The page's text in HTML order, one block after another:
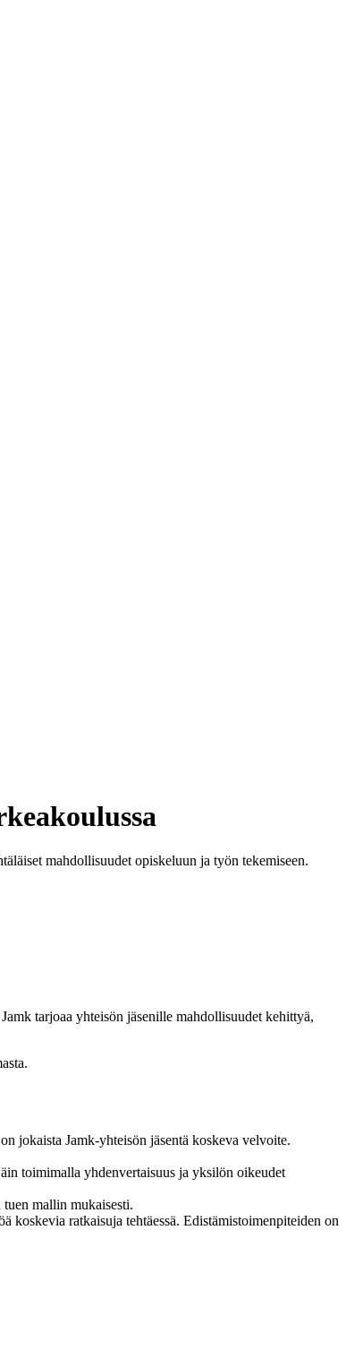
mahdollisuudet opiskeluun ja työn tekemiseen.
tarjoaa yhteisön jäsenille mahdollisuudet kehittyä,
jokaista Jamk-yhteisön jäsentä koskeva velvoite.
toimimalla yhdenvertaisuus ja yksilön oikeudet
mallin mukaisesti.
koskevia ratkaisuja tehtäessä. Edistämistoimenpiteiden on